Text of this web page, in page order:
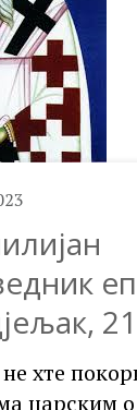
хте
царским